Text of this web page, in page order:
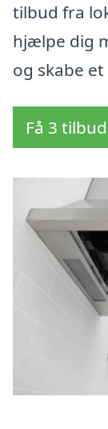
tilbud fra
hjælpe dig
og skabe
Få 3